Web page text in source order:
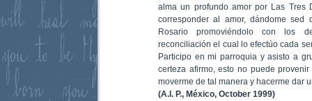
alma un profundo amor por Las Tres
corresponder al amor, dándome
Rosario promoviéndolo con los
reconciliación el cual lo efectúo cada
Participo en mi parroquia y asisto a
certeza afirmo, esto no puede
moverme de tal manera y hacerme dar
(A.I. P., México, October 1999)